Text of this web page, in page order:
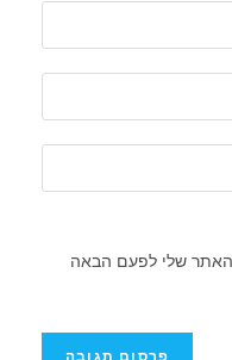
שלי לפעם הבאה